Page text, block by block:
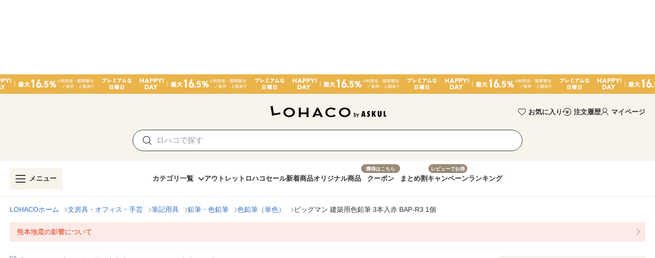
お気に入り 注文履歴 マイページ
メニュー カテゴリ一覧 アウトレット ロハコセール新着商品オリジナル商品
獲得はこちら
クーポン まとめ割
レビューでお得
キャンペーンランキング
LOHACOホーム 文房具・オフィス・手芸 筆記用具 鉛筆・色鉛筆 色鉛筆（単色） ビッグマン 建築用色鉛筆 3本入赤 BAP-R3 1個
熊本地震の影響について